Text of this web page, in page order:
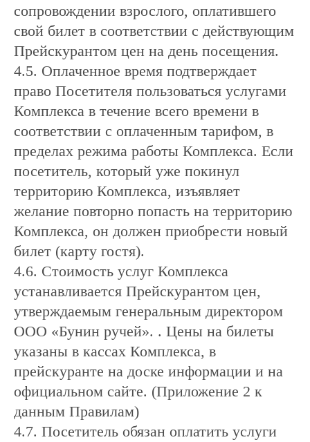
сопровождении взрослого, оплатившего
свой билет в соответствии с действующим
Прейскурантом цен на день посещения.
4.5. Оплаченное время подтверждает
право Посетителя пользоваться услугами
Комплекса в течение всего времени в
соответствии с оплаченным тарифом, в
пределах режима работы Комплекса. Если
посетитель, который уже покинул
территорию Комплекса, изъявляет
желание повторно попасть на территорию
Комплекса, он должен приобрести новый
билет (карту гостя).
4.6. Стоимость услуг Комплекса
устанавливается Прейскурантом цен,
утверждаемым генеральным директором
ООО «Бунин ручей». . Цены на билеты
указаны в кассах Комплекса, в
прейскуранте на доске информации и на
официальном сайте. (Приложение 2 к
данным Правилам)
4.7. Посетитель обязан оплатить услуги